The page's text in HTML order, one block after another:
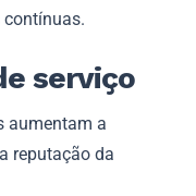
serviço
aumentam a
reputação da